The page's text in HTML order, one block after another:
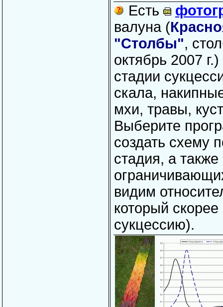
Есть
валуна (
"Столбы",
октябрь 2007
стадии
скала,
мхи, травы,
Выберите
создать схему
стадия, а
видим
который скорее
сукцессию).